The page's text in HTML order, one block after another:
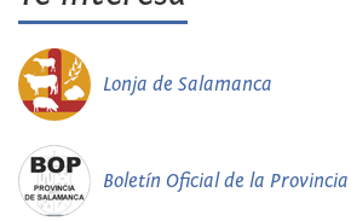
Lonja de Salamanca
Boletín Oficial de la Provincia